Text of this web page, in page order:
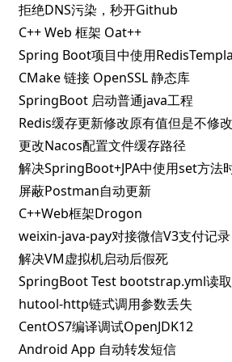
拒绝DNS污染，秒开Github
C++ Web 框架 Oat++
CMake 链接 OpenSSL 静态库
SpringBoot 启动普通java工程
Redis缓存更新修改原有值但是不修
更改Nacos配置文件缓存路径
屏蔽Postman自动更新
C++Web框架Drogon
weixin-java-pay对接微信V3支付记录
解决VM虚拟机启动后假死
SpringBoot Test bootstrap.yml读
hutool-http链式调用参数丢失
CentOS7编译调试OpenJDK12
Android App 自动转发短信